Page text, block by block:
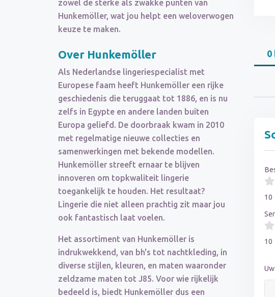
zowel de sterke als zwakke punten van
Hunkemöller, wat jou helpt een weloverwogen
keuze te maken.
Over Hunkemöller
Als Nederlandse lingeriespecialist met
Europese faam heeft Hunkemöller een rijke
geschiedenis die teruggaat tot 1886, en is nu
zelfs in Egypte en andere landen buiten
Europa geliefd. De doorbraak kwam in 2010
met regelmatige nieuwe collecties en
samenwerkingen met bekende modellen.
Hunkemöller streeft ernaar te blijven
innoveren om topkwaliteit lingerie
toegankelijk te houden. Het resultaat?
Lingerie die niet alleen prachtig zit maar jou
ook fantastisch laat voelen.
Het assortiment van Hunkemöller is
indrukwekkend, van bh's tot nachtkleding, in
diverse stijlen, kleuren, en maten waaronder
zeldzame maten tot J85. Voor wie rijkelijk
bedeeld is, biedt Hunkemöller dus een
0
10
10